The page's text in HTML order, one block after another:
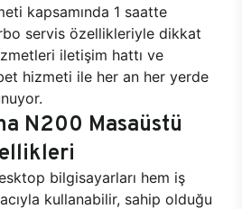
kapsamında 1 saatte
servis özellikleriyle dikkat
iletişim hattı ve
hizmeti ile her an her yerde
N200 Masaüstü
bilgisayarları hem iş
kullanabilir, sahip olduğu